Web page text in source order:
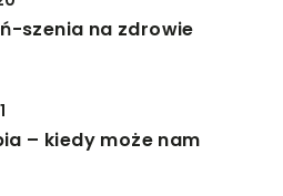
szenia na zdrowie
– kiedy może nam